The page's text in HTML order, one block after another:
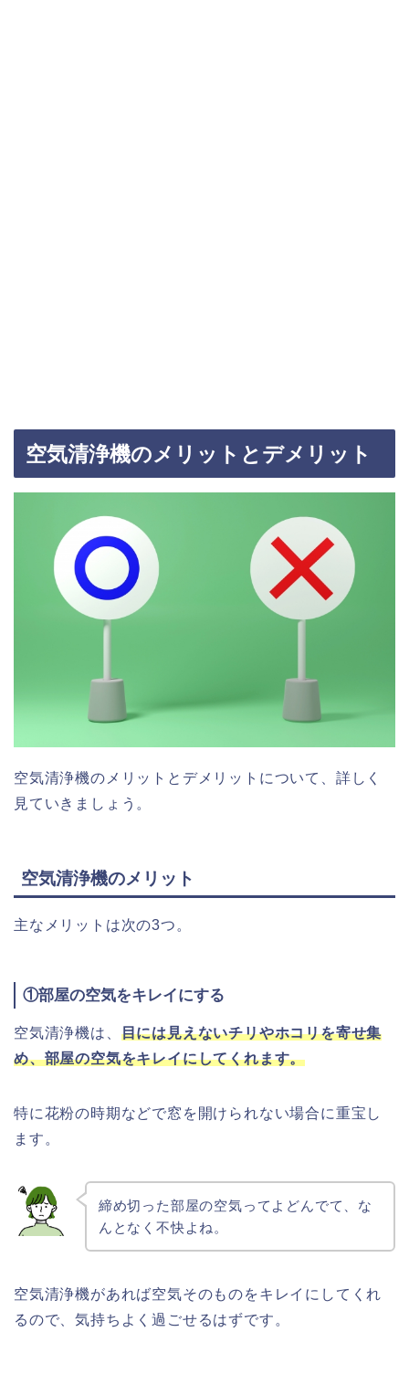
空気清浄機のメリットとデメリット
空気清浄機のメリットとデメリットについて、詳しく
見ていきましょう。
空気清浄機のメリット
主なメリットは次の3つ。
①部屋の空気をキレイにする
空気清浄機は、 目には見えないチリやホコリを寄せ集
め、部屋の空気をキレイにしてくれます。
特に花粉の時期などで窓を開けられない場合に重宝し
ます。
締め切った部屋の空気ってよどんでて、な
んとなく不快よね。
空気清浄機があれば空気そのものをキレイにしてくれ
るので、気持ちよく過ごせるはずです。